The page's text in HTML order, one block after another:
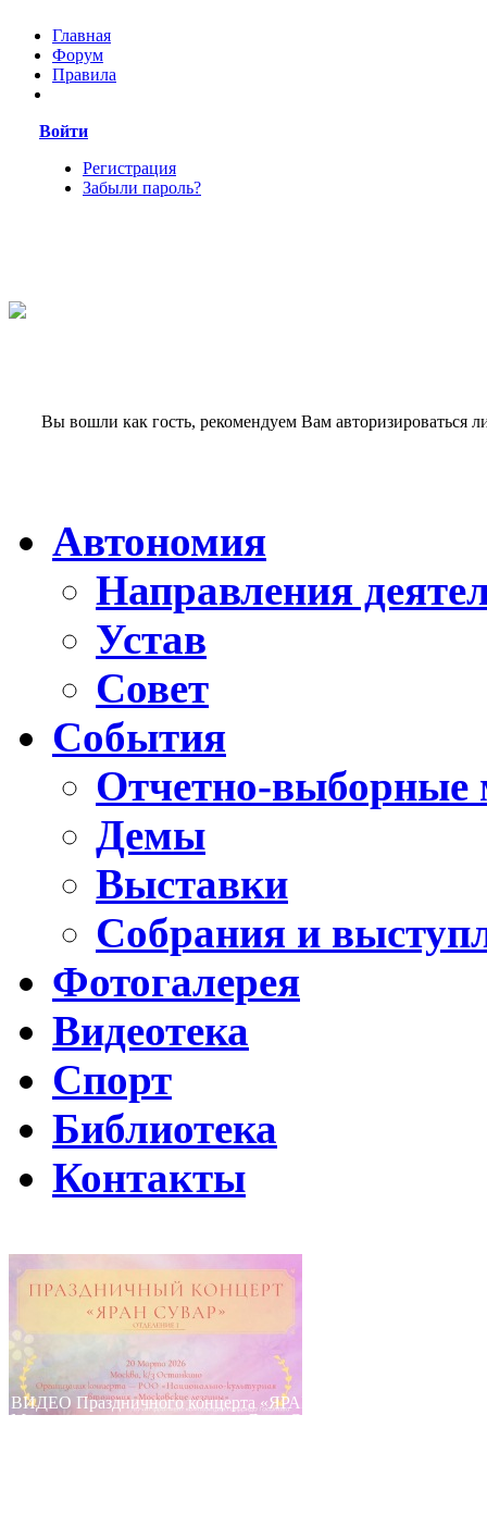
Главная
Форум
Правила
Войти
Регистрация
Забыли пароль?
Вы вошли как гость, рекомендуем Вам авторизироваться
Автономия
Направления
Устав
Совет
События
Отчетно-выборные
Демы
Выставки
Собрания и
Фотогалерея
Видеотека
Спорт
Библиотека
Контакты
ВИДЕО Праздничного концерта «ЯРАН СУВАР 2026 в
Московские лезгины отметили Яран Сувар: репортаж с